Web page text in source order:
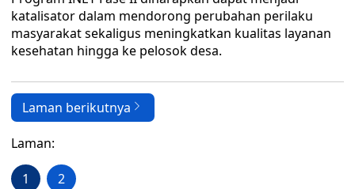
katalisator dalam mendorong perubahan perilaku
masyarakat sekaligus meningkatkan kualitas layanan
kesehatan hingga ke pelosok desa.
Laman berikutnya
Laman:
1 2